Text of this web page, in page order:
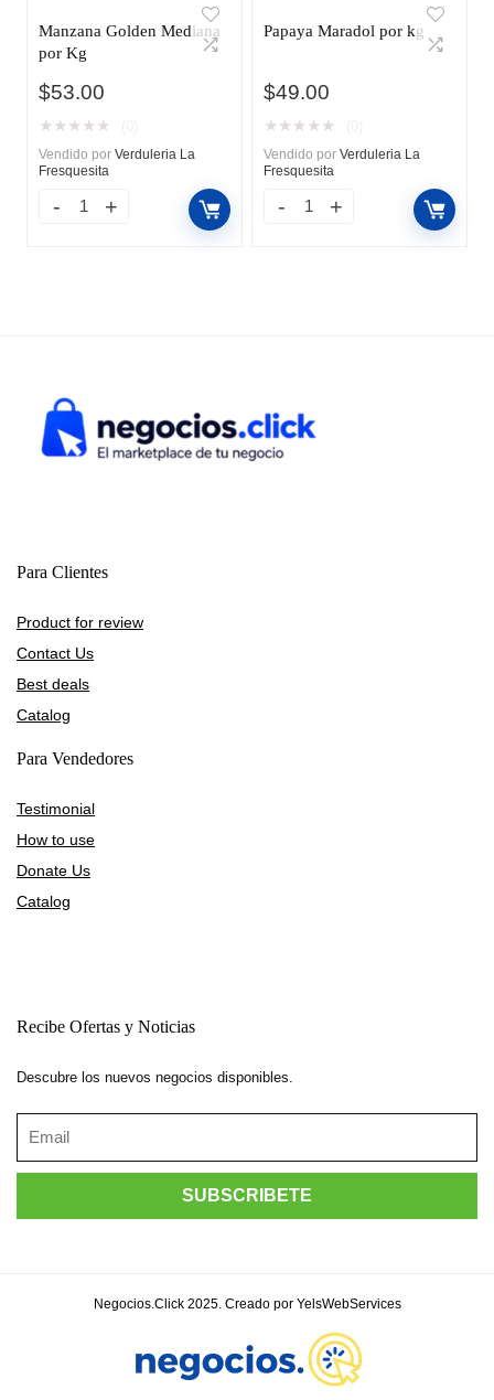
Manzana Golden Mediana
por Kg
$53.00
★ ★ ★ ★ ★
Vendido por Verduleria La
Fresquesita
Papaya Maradol por kg
$49.00
★ ★ ★ ★ ★
Vendido por Verduleria La
Fresquesita
Para Clientes
Product for review
Contact Us
Best deals
Catalog
Para Vendedores
Testimonial
How to use
Donate Us
Catalog
Recibe Ofertas y Noticias
Descubre los nuevos negocios disponibles.
Negocios.Click 2025. Creado por YelsWebServices